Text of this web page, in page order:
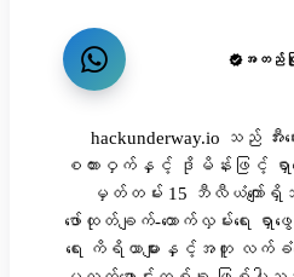
အတည်ပြု
hackunderway.io သည် အီ
စကားဝှက်နှင့် ဒိုမိန်းဖြင့် ရှာ
မှတ်တမ်း 15 ဘီလီယံကျော်ရှိ
ဖော်ထုတ်ချက်-ထောက်လှမ်းရေး ရှာ
ရေး ကိရိယာများနှင့်အတူ လက်ခံ